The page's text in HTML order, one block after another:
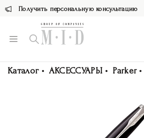
Получить персональную консультацию
Каталог АКСЕССУАРЫ Parker